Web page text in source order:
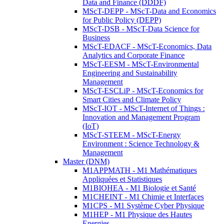
Data and Finance (DDDF)
MScT-DEPP - MScT-Data and Economics
for Public Policy (DEPP)
MScT-DSB - MScT-Data Science for
Business
MScT-EDACF - MScT-Economics, Data
Analytics and Corporate Finance
MScT-EESM - MScT-Environmental
Engineering and Sustainability
Management
MScT-ESCLiP - MScT-Economics for
Smart Cities and Climate Policy
MScT-IOT - MScT-Internet of Things :
Innovation and Management Program
(IoT)
MScT-STEEM - MScT-Energy
Environment : Science Technology &
Management
Master (DNM)
M1APPMATH - M1 Mathématiques
Appliquées et Statistiques
M1BIOHEA - M1 Biologie et Santé
M1CHEINT - M1 Chimie et Interfaces
M1CPS - M1 Système Cyber Physique
M1HEP - M1 Physique des Hautes